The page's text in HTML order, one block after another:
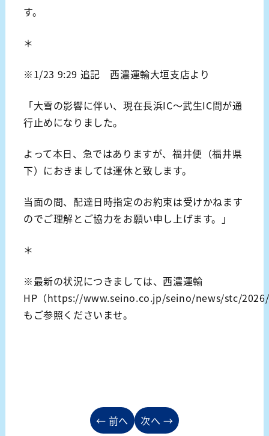
す。
＊
※1/23 9:29 追記 西濃運輸大垣支店より
「大雪の影響に伴い、現在長浜IC～武生IC間が通
行止めになりました。
よって本日、急ではありますが、福井便（福井県
下）におきましては運休と致します。
当面の間、配達日時指定のお約束は受けかねます
のでご理解とご協力をお願い申し上げます。」
＊
※最新の状況につきましては、西濃運輸
HP（https://www.seino.co.jp/seino/news/stc/2026/
もご参照くださいませ。
← 前へ 次へ →